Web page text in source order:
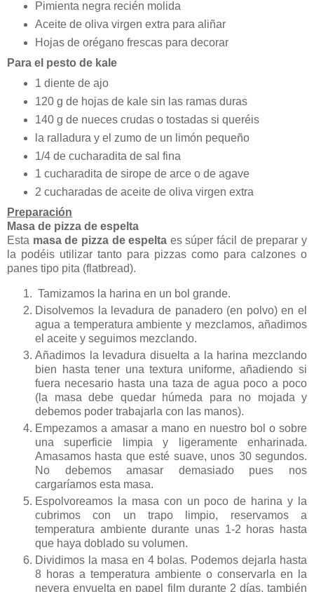
Pimienta negra recién molida
Aceite de oliva virgen extra para aliñar
Hojas de orégano frescas para decorar
Para el pesto de kale
1 diente de ajo
120 g de hojas de kale sin las ramas duras
140 g de nueces crudas o tostadas si queréis
la ralladura y el zumo de un limón pequeño
1/4 de cucharadita de sal fina
1 cucharadita de sirope de arce o de agave
2 cucharadas de aceite de oliva virgen extra
Preparación
Masa de pizza de espelta
Esta masa de pizza de espelta es súper fácil de preparar y
la podéis utilizar tanto para pizzas como para calzones o
panes tipo pita (flatbread).
Tamizamos la harina en un bol grande.
Disolvemos la levadura de panadero (en polvo) en el
agua a temperatura ambiente y mezclamos, añadimos
el aceite y seguimos mezclando.
Añadimos la levadura disuelta a la harina mezclando
bien hasta tener una textura uniforme, añadiendo si
fuera necesario hasta una taza de agua poco a poco
(la masa debe quedar húmeda para no mojada y
debemos poder trabajarla con las manos).
Empezamos a amasar a mano en nuestro bol o sobre
una superficie limpia y ligeramente enharinada.
Amasamos hasta que esté suave, unos 30 segundos.
No debemos amasar demasiado pues nos
cargaríamos esta masa.
Espolvoreamos la masa con un poco de harina y la
cubrimos con un trapo limpio, reservamos a
temperatura ambiente durante unas 1-2 horas hasta
que haya doblado su volumen.
Dividimos la masa en 4 bolas. Podemos dejarla hasta
8 horas a temperatura ambiente o conservarla en la
nevera envuelta en papel film durante 2 días, también